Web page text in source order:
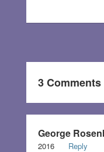
3 Comments
George
2016
Reply